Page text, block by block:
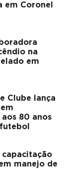
em Coronel
na
em
Clube lança
80 anos
capacitação
manejo de